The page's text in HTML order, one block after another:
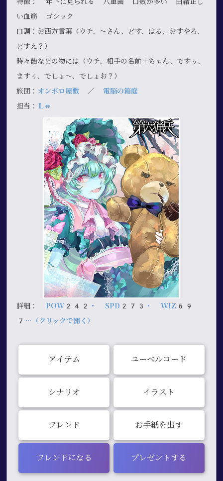
い血筋 ゴシック
口調：お西方言葉（ウチ、～さん、どす、はる、おすやろ、
どすえ？）
時々飴などの物には（ウチ、相手の名前＋ちゃん、ですぅ、
ますぅ、でしょ～、でしょお？）
旅団： オンボロ屋敷 ／電脳の箱庭
担当： Ｌ＃
詳細： POW242・ SPD273・ WIZ69
7…（クリックで開く）
アイテム ユーベルコード
シナリオ イラスト
フレンド お手紙を出す
フレンドになる プレゼントする